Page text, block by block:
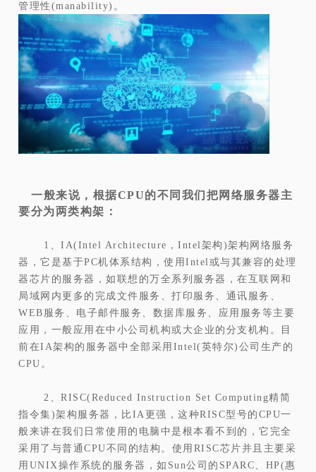
管理性(manability)。
一般来说，根据CPU的不同我们把网络服务器主
要分为两类构架：
1、IA(Intel Architecture，Intel架构)架构网络服务
器，它是基于PC机体系结构，使用Intel或与其兼容的处理
器芯片的服务器，如联想的万全系列服务器，在互联网和
局域网内更多的完成文件服务、打印服务、通讯服务、
WEB服务、电子邮件服务、数据库服务、应用服务等主要
应用，一般应用在中小公司机构或大企业的分支机构。目
前在IA架构的服务器中全部采用Intel(英特尔)公司生产的
CPU。
2、RISC(Reduced Instruction Set Computing精简
指令集)架构服务器，比IA更强，这种RISC型号的CPU一
般来讲在我们日常使用的电脑中是根本看不到的，它完全
采用了与普通CPU不同的结构。使用RISC芯片并且主要采
用UNIX操作系统的服务器，如Sun公司的SPARC、HP(惠